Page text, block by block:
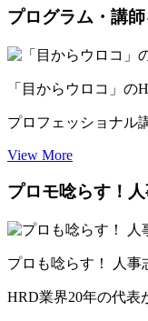
プログラム・講
「目からウロコ」の
プロフェッショナル
View More
プロモ唸らす！
プロも唸らす！ 人事
HRD業界20年の代表